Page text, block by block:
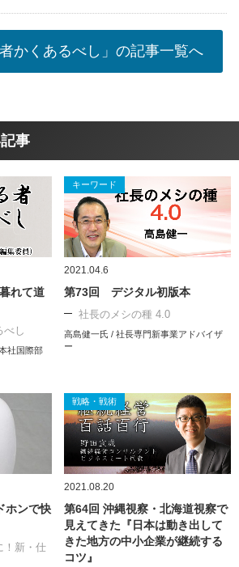
者かくあるべし」の記事一覧へ
事
れて道
べし
社国際部
キーワード
2021.04.6
第73回 デジタル初版本
社長のメシの種 4.0
高島健一氏 / 社長専門新事業アドバイザ
ー
ホンで快
！新・仕
戦略・戦術
2021.08.20
第64回 沖縄視察・北海道視察で
見えてきた『日本は動き出して
きた地方の中小企業が継続する
コツ』